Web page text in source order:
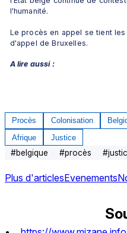
l'humanité.
Le procès en appel se tient
d'appel de Bruxelles.
A lire aussi :
Procès Colonisation
Afrique
Justice
#belgique #procès #
Plus d'articlesEvenements